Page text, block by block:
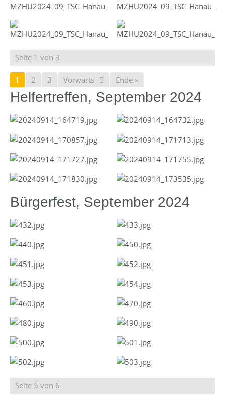
Seite 1 von 3
1 2 3 Vorwärts Ende »
Helfertreffen, September 2024
Bürgerfest, September 2024
Seite 5 von 6